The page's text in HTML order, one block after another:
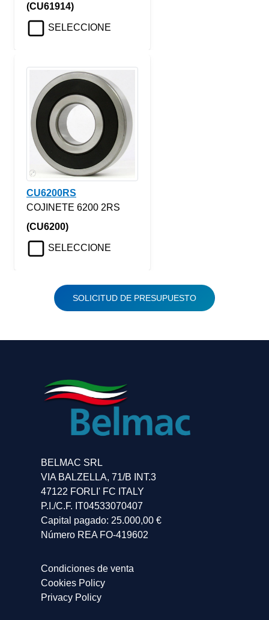
(CU61914)
SELECCIONE
CU6200RS
COJINETE 6200 2RS
(CU6200)
SELECCIONE
SOLICITUD DE PRESUPUESTO
BELMAC SRL
VIA BALZELLA, 71/B INT.3
47122 FORLI' FC ITALY
P.I./C.F. IT04533070407
Capital pagado: 25.000,00 €
Número REA FO-419602
Condiciones de venta
Cookies Policy
Privacy Policy